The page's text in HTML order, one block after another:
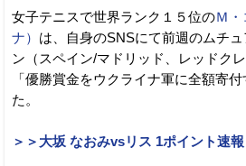
女子テニスで世界ランク１５位のＭ
ナ） は、自身のSNSにて前週のムチ
ン（スペイン/マドリッド、レッドク
「優勝賞金をウクライナ軍に全額寄
た。
＞＞大坂 なおみvsリス 1ポイント速報